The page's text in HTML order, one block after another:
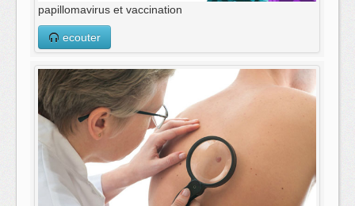
papillomavirus et vaccination
ecouter